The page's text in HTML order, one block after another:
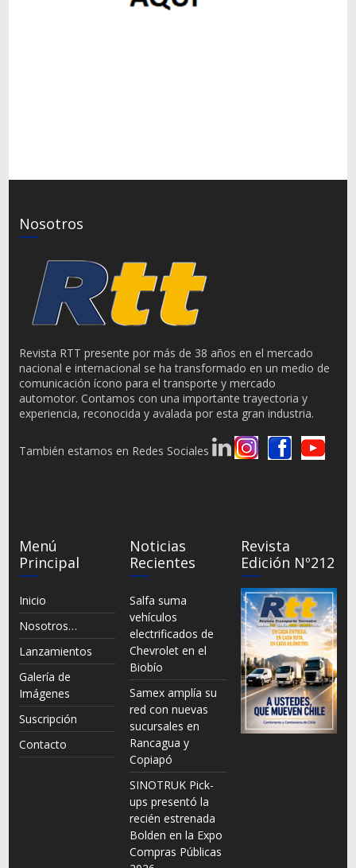
Nosotros
Revista RTT presente por más de 38 años en el mercado
nacional e internacional se ha transformado en un medio de
comunicación ícono para el transporte y mercado
automotor. Contamos con una importante trayectoria y
experiencia, reconocida y avalada por esta gran industria.
También estamos en Redes Sociales
Menú
Principal
Inicio
Nosotros…
Lanzamientos
Galería de
Imágenes
Suscripción
Contacto
Noticias
Recientes
Salfa suma
vehículos
electrificados de
Chevrolet en el
Biobío
Samex amplía su
red con nuevas
sucursales en
Rancagua y
Copiapó
SINOTRUK Pick-
ups presentó la
recién estrenada
Bolden en la Expo
Compras Públicas
Revista
Edición Nº212